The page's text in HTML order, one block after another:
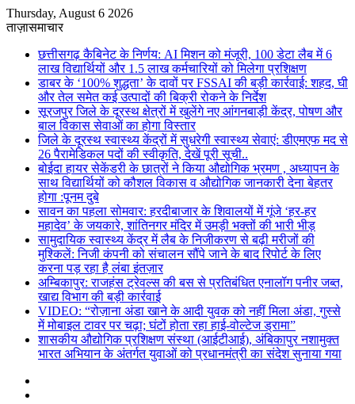
Thursday, August 6 2026
ताज़ासमाचार
छत्तीसगढ़ कैबिनेट के निर्णय: AI मिशन को मंजूरी, 100 डेटा लैब में 6
लाख विद्यार्थियों और 1.5 लाख कर्मचारियों को मिलेगा प्रशिक्षण
डाबर के ‘100% शुद्धता’ के दावों पर FSSAI की बड़ी कार्रवाई: शहद, घी
और तेल समेत कई उत्पादों की बिक्री रोकने के निर्देश
सूरजपुर जिले के दूरस्थ क्षेत्रों में खुलेंगे नए आंगनबाड़ी केंद्र, पोषण और
बाल विकास सेवाओं का होगा विस्तार
जिले के दूरस्थ स्वास्थ्य केंद्रों में सुधरेगी स्वास्थ्य सेवाएं: डीएमएफ मद से
26 पैरामेडिकल पदों की स्वीकृति, देखें पूरी सूची..
बोईदा हायर सेकेंडरी के छात्रों ने किया औद्योगिक भ्रमण , अध्यापन के
साथ विद्यार्थियों को कौशल विकास व औद्योगिक जानकारी देना बेहतर
होगा :पूनम दुबे
सावन का पहला सोमवार: हरदीबाजार के शिवालयों में गूंजे ‘हर-हर
महादेव’ के जयकारे, शांतिनगर मंदिर में उमड़ी भक्तों की भारी भीड़
सामुदायिक स्वास्थ्य केंद्र में लैब के निजीकरण से बढ़ी मरीजों की
मुश्किलें: निजी कंपनी को संचालन सौंपे जाने के बाद रिपोर्ट के लिए
करना पड़ रहा है लंबा इंतज़ार
अम्बिकापुर: राजहंस ट्रेवल्स की बस से प्रतिबंधित एनालॉग पनीर जब्त,
खाद्य विभाग की बड़ी कार्रवाई
VIDEO: “रोज़ाना अंडा खाने के आदी युवक को नहीं मिला अंडा, गुस्से
में मोबाइल टावर पर चढ़ा; घंटों होता रहा हाई-वोल्टेज ड्रामा”
शासकीय औद्योगिक प्रशिक्षण संस्था (आईटीआई), अंबिकापुर नशामुक्त
भारत अभियान के अंतर्गत युवाओं को प्रधानमंत्री का संदेश सुनाया गया